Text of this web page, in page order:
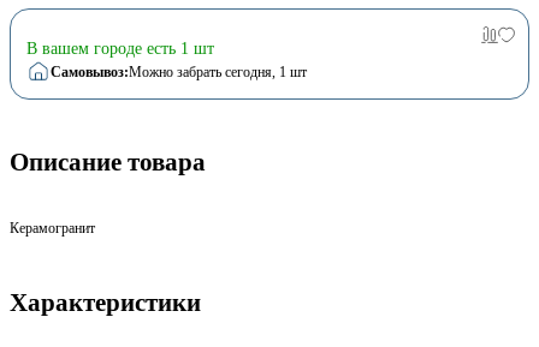
В вашем городе есть 1 шт
Самовывоз:Можно забрать сегодня, 1 шт
Описание товара
Керамогранит
Характеристики